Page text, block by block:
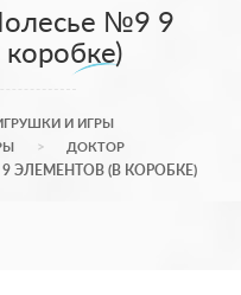
№9 9
И ИГРЫ
ДОКТОР
ЭЛЕМЕНТОВ (В КОРОБКЕ)